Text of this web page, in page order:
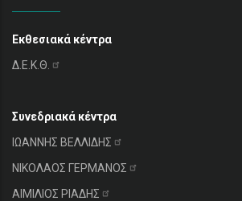
Εκθεσιακά κέντρα
Δ.Ε.Κ.Θ.
Συνεδριακά κέντρα
ΙΩΑΝΝΗΣ ΒΕΛΛΙΔΗΣ
ΝΙΚΟΛΑΟΣ ΓΕΡΜΑΝΟΣ
ΑΙΜΙΛΙΟΣ ΡΙΑΔΗΣ